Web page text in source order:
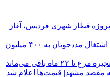
قطار شهری فردیس، آغاز
ضرورت افزایش سقف وام اشتغال مددجویان به ۴۰۰ میلیون
ماه باقی می‌ماند
مقصد مشهد| قیمت‌ها اعلام شد